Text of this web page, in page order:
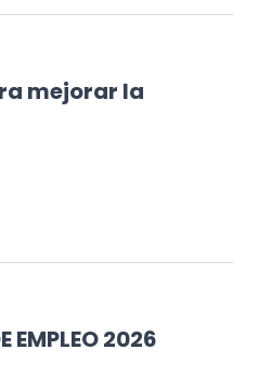
mejorar la
EMPLEO 2026